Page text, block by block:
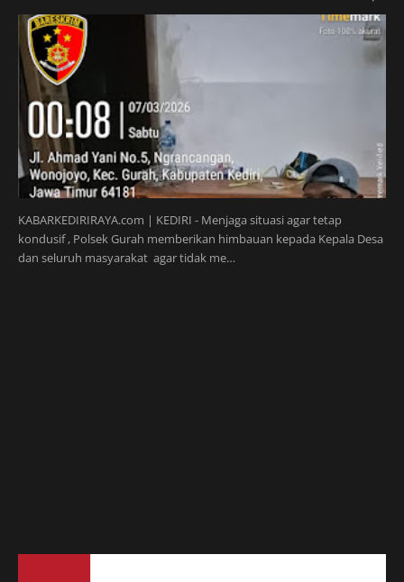
KABARKEDIRIRAYA.com | KEDIRI - Menjaga situasi agar tetap
kondusif , Polsek Gurah memberikan himbauan kepada Kepala Desa
dan seluruh masyarakat agar tidak me…